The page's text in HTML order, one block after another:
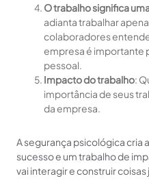
O trabalho significa
adianta trabalhar
colaboradores
empresa é importante
pessoal.
Impacto do trabalho:
importância de seus
da empresa.
A segurança psicológica cria
sucesso e um trabalho de
vai interagir e construir coisas